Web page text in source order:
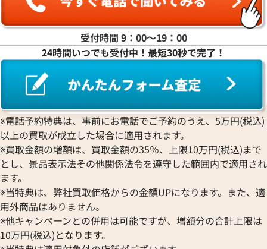
受付時間 9：00〜19：00
24時間いつでも受付中！最短30秒で完了！
※電話予約特典は、事前にお電話でご予約のうえ、5万円(税込)
以上の買取が成立した場合に適用されます。
※買取金額の増額は、買取金額の35％、上限10万円(税込)まで
とし、景品表示法その他関係法令を遵守した範囲内で適用され
ます。
※当特典は、弊社買取価格からの金額UPになります。また、適
用外商品はありません。
※他キャンペーンとの併用は可能ですが、増額分の合計上限は
10万円(税込)となります。